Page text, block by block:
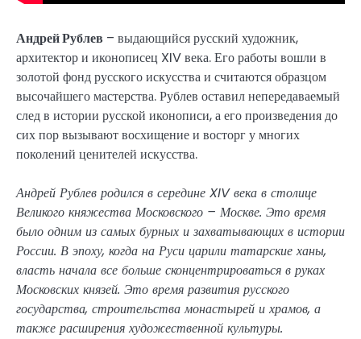
Андрей Рублев – выдающийся русский художник,
архитектор и иконописец XIV века. Его работы вошли в
золотой фонд русского искусства и считаются образцом
высочайшего мастерства. Рублев оставил непередаваемый
след в истории русской иконописи, а его произведения до
сих пор вызывают восхищение и восторг у многих
поколений ценителей искусства.
Андрей Рублев родился в середине XIV века в столице
Великого княжества Московского – Москве. Это время
было одним из самых бурных и захватывающих в истории
России. В эпоху, когда на Руси царили татарские ханы,
власть начала все больше сконцентрироваться в руках
Московских князей. Это время развития русского
государства, строительства монастырей и храмов, а
также расширения художественной культуры.